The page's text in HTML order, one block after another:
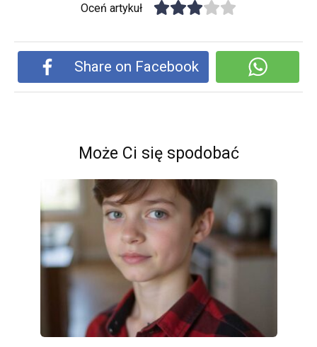
Oceń artykuł
Share on Facebook
Może Ci się spodobać